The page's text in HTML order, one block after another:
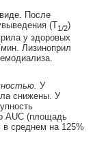
После
(Т1/2)
у здоровых
Лизиноприл
У
снижены. У
AUC (площадь
в среднем на 125%